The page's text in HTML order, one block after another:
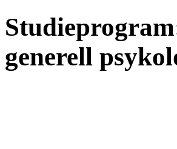
generell